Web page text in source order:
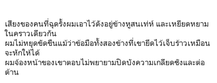
เสียงของคนที่ฉุดรั้งผมเอาไว้ดังอยู่ข้างหูสนเท่ห์ และเหยียดหยาม
ในคราวเดียวกัน
ผมไม่หยุดขัดขืนแม้ว่าข้อมือทั้งสองข้างที่เขายึดไว้เจ็บร้าวเหมือน
จะหักให้ได้
ผมจ้องหน้าของเขาตอบไม่พยายามปิดบังความเกลียดชังและต่อ
ต้าน